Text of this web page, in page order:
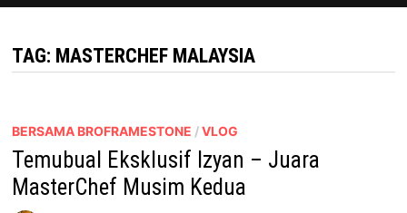
TAG: MASTERCHEF MALAYSIA
BERSAMA BROFRAMESTONE /VLOG
Temubual Eksklusif Izyan – Juara
MasterChef Musim Kedua